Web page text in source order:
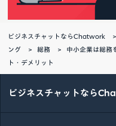
ビジネスチャットならChatwork
ング
総務
中小企業は総務
ト・デメリット
ビジネスチャットなら